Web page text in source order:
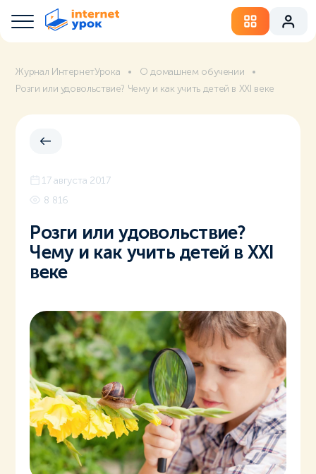
Журнал ИнтернетУрока
О домашнем обучении
Розги или удовольствие? Чему и как учить детей в XXI веке
17 августа 2017
8 816
Розги или удовольствие?
Чему и как учить детей в XXI
веке